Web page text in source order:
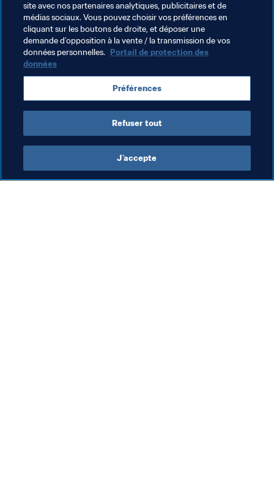
Thèmes en lien
USA Japan England Sweden Australia
Brazil Canada Netherlands New Zealand
site avec nos partenaires analytiques, publicitaires et de
médias sociaux. Vous pouvez choisir vos préférences en
cliquant sur les boutons de droite, et déposer une
demande d’opposition à la vente / la transmission de vos
données personnelles. Portail de protection des
données
Préférences
Refuser tout
J’accepte